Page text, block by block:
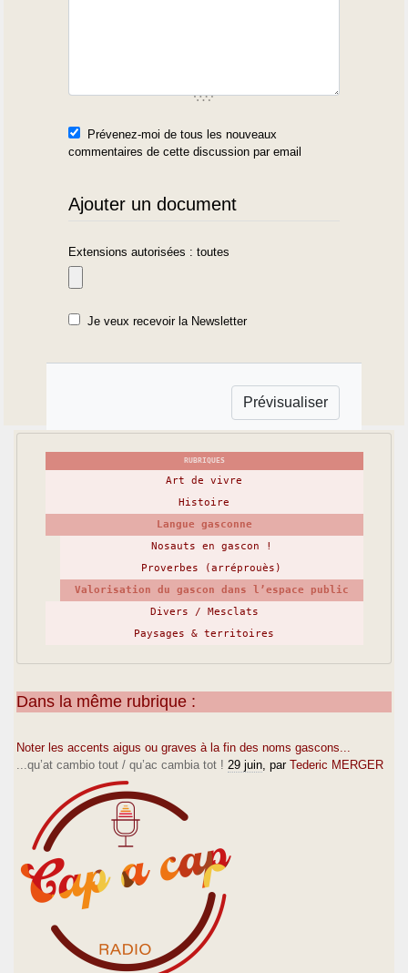
Prévenez-moi de tous les nouveaux
commentaires de cette discussion par email
Ajouter un document
Extensions autorisées : toutes
Je veux recevoir la Newsletter
RUBRIQUES
Art de vivre
Histoire
Langue gasconne
Nosauts en gascon !
Proverbes (arréprouès)
Valorisation du gascon dans l’espace public
Divers / Mesclats
Paysages & territoires
Dans la même rubrique :
Noter les accents aigus ou graves à la fin des noms gascons...
...qu’at cambio tout / qu’ac cambia tot ! 29 juin , par Tederic MERGER